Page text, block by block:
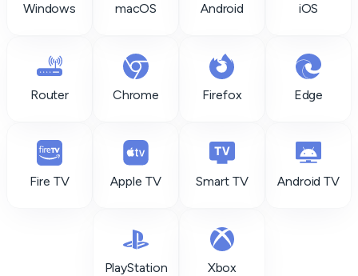
Windows macOS Android iOS
Router Chrome Firefox Edge
Fire TV Apple TV Smart TV Android TV
PlayStation Xbox